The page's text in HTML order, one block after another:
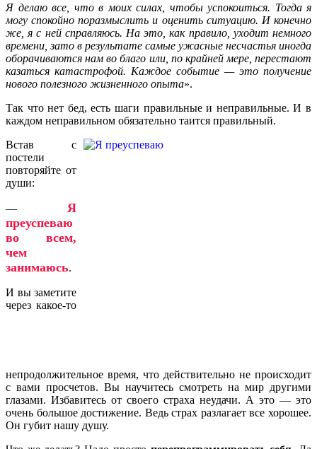
Я делаю все, что в моих силах, чтобы успокоиться. Тогда я
могу спокойно поразмыслить и оценить ситуацию. И конечно
же, я с ней справляюсь. На это, как правило, уходит немного
времени, зато в результате самые ужасные несчастья иногда
оборачиваются нам во благо или, по крайней мере, перестают
казаться катастрофой. Каждое событие — это получение
нового полезного жизненного опыта».
Так что нет бед, есть шаги правильные и неправильные. И в
каждом неправильном обязательно таится правильный.
Встав с
постели
повторяйте от
души:
— Я
преуспеваю
во всем,
чем
занимаюсь.
И вы заметите
через какое-то
непродолжительное время, что действительно не происходит
с вами просчетов. Вы научитесь смотреть на мир другими
глазами. Избавитесь от своего страха неудачи. А это — это
очень большое достижение. Ведь страх разлагает все хорошее.
Он губит нашу душу.